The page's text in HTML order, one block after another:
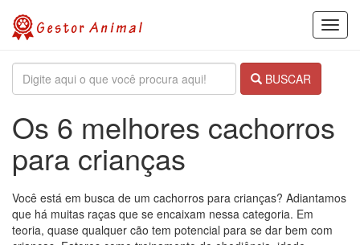
BUSCAR
Os 6 melhores cachorros
para crianças
Você está em busca de um cachorros para crianças? Adiantamos
que há muitas raças que se encaixam nessa categoria. Em
teoria, quase qualquer cão tem potencial para se dar bem com